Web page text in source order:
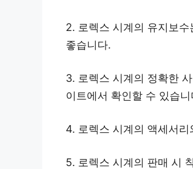
2. 로렉스 시계의 유지보
좋습니다.
3. 로렉스 시계의 정확한
이트에서 확인할 수 있습니
4. 로렉스 시계의 액세서
5. 로렉스 시계의 판매 시